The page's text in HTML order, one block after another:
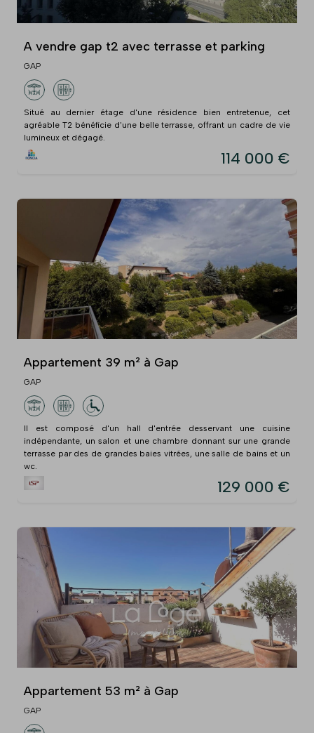
A vendre gap t2 avec terrasse et parking
GAP
Situé au dernier étage d'une résidence bien entretenue, cet
agréable T2 bénéficie d'une belle terrasse, offrant un cadre de vie
lumineux et dégagé.
114 000 €
Appartement 39 m² à Gap
GAP
Il est composé d'un hall d'entrée desservant une cuisine
indépendante, un salon et une chambre donnant sur une grande
terrasse par des de grandes baies vitrées, une salle de bains et un
wc.
129 000 €
Appartement 53 m² à Gap
GAP